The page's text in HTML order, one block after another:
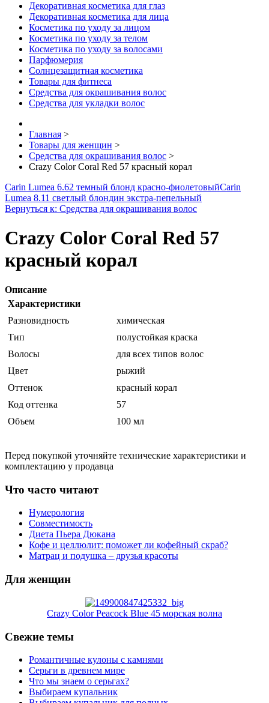
Декоративная косметика для глаз
Декоративная косметика для лица
Косметика по уходу за лицом
Косметика по уходу за телом
Косметика по уходу за волосами
Парфюмерия
Солнцезащитная косметика
Товары для фитнеса
Средства для окрашивания волос
Средства для укладки волос
Главная >
Товары для женщин >
Средства для окрашивания волос >
Crazy Color Coral Red 57 красный корал
Carin Lumea 6.62 темный блонд красно-фиолетовыйCarin
Lumea 8.11 светлый блондин экстра-пепельный
Вернуться к: Средства для окрашивания волос
Crazy Color Coral Red 57
красный корал
Описание
Характеристики
Разновидность
химическая
Тип
полустойкая краска
Волосы
для всех типов волос
Цвет
рыжий
Оттенок
красный корал
Код оттенка
57
Объем
100 мл
Перед покупкой уточняйте технические характеристики и
комплектацию у продавца
Что часто читают
Нумерология
Совместимость
Диета Пьера Дюкана
Кофе и целлюлит: поможет ли кофейный скраб?
Матрац и подушка – друзья красоты
Для женщин
Crazy Color Peacock Blue 45 морская волна
Свежие темы
Романтичные кулоны с камнями
Серьги в древнем мире
Что мы знаем о серьгах?
Выбираем купальник